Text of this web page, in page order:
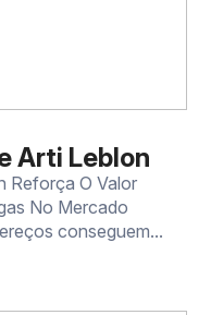
Arti Leblon
Reforça O Valor
No Mercado
conseguem...